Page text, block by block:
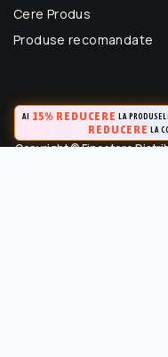
Cere Produs
Produse recomandate
Copyright © Finestore
AI 15% REDUCERE LA
REDUCERE LA